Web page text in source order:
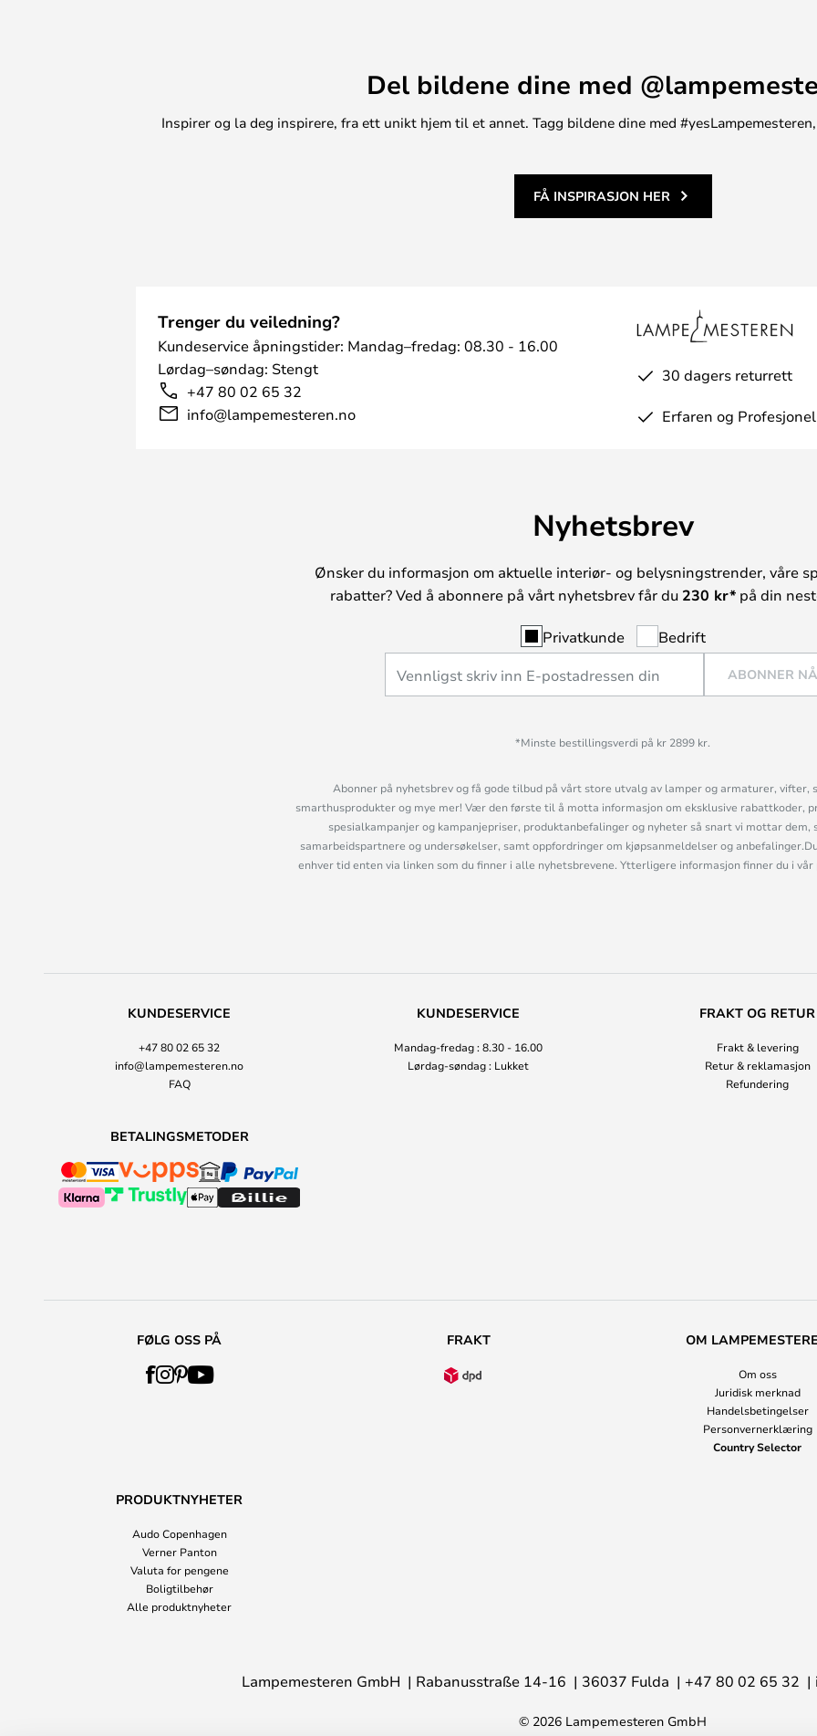
Del bildene dine med
Inspirer og la deg inspirere, fra ett unikt hjem til et annet. Tagg bildene dine med
FÅ INSPIRASJON HER
Trenger du veiledning?
Kundeservice åpningstider: Mandag–fredag: 08.30 - 16.00
Lørdag–søndag: Stengt
+47 80 02 65 32
info@lampemesteren.no
30 dagers returrett
Erfaren og
Nyhetsbrev
Ønsker du informasjon om aktuelle interiør- og belysningstrender, våre
rabatter? Ved å abonnere på vårt nyhetsbrev får du 230 kr*på din
Privatkunde Bedrift
ABONNER NÅ
*Minste bestillingsverdi på kr 2899 kr.
Abonner på nyhetsbrev og få gode tilbud på vårt store utvalg av lamper og armaturer, vifter,
smarthusprodukter og mye mer! Vær den første til å motta informasjon om eksklusive rabattkoder,
spesialkampanjer og kampanjepriser, produktanbefalinger og nyheter så snart vi mottar dem,
samarbeidspartnere og undersøkelser, samt oppfordringer om kjøpsanmeldelser og
enhver tid enten via linken som du finner i alle nyhetsbrevene. Ytterligere informasjon finner du i vår
KUNDESERVICE
+47 80 02 65 32
info@lampemesteren.no
FAQ
KUNDESERVICE
Mandag-fredag : 8.30 - 16.00
Lørdag-søndag : Lukket
FRAKT OG RETUR
Frakt & levering
Retur & reklamasjon
Refundering
BETALINGSMETODER
FØLG OSS PÅ FRAKT OM
Om oss
Juridisk merknad
Handelsbetingelser
Personvernerklæring
Country Selector
PRODUKTNYHETER
Audo Copenhagen
Verner Panton
Valuta for pengene
Boligtilbehør
Alle produktnyheter
Lampemesteren GmbH Rabanusstraße 14-16 36037 Fulda +47 80 02 65 32
© 2026 Lampemesteren GmbH